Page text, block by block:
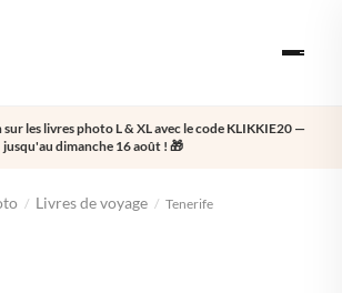
les livres photo L & XL avec le code KLIKKIE20 —
jusqu'au dimanche 16 août ! 🎁
/ Livres de voyage / Tenerife